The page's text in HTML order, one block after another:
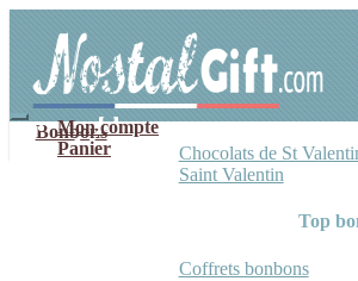
navigation
contenu
Mon compte
Panier
Bonbons
Chocolats de St
Saint Valentin
Top
Coffrets bonbons